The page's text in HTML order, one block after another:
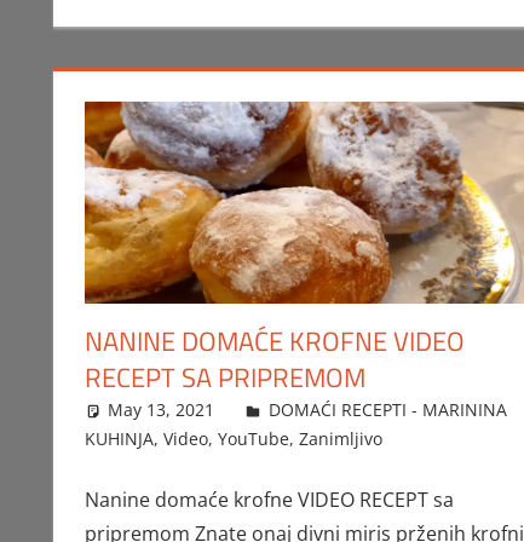
NANINE DOMAĆE KROFNE VIDEO
RECEPT SA PRIPREMOM
May 13, 2021 FTorgAdmin
DOMAĆI RECEPTI - MARININA
KUHINJA, Video, YouTube, Zanimljivo
Nanine domaće krofne VIDEO RECEPT sa
pripremom Znate onaj divni miris prženih krofni